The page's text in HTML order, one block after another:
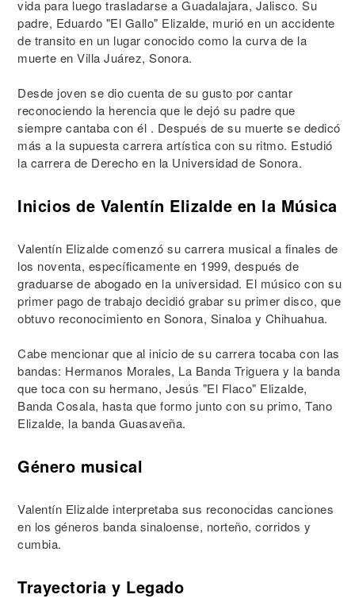
vida para luego trasladarse a Guadalajara, Jalisco. Su
padre, Eduardo "El Gallo" Elizalde, murió en un accidente
de transito en un lugar conocido como la curva de la
muerte en Villa Juárez, Sonora.
Desde joven se dio cuenta de su gusto por cantar
reconociendo la herencia que le dejó su padre que
siempre cantaba con él . Después de su muerte se dedicó
más a la supuesta carrera artística con su ritmo. Estudió
la carrera de Derecho en la Universidad de Sonora.
Inicios de Valentín Elizalde en la Música
Valentín Elizalde comenzó su carrera musical a finales de
los noventa, específicamente en 1999, después de
graduarse de abogado en la universidad. El músico con su
primer pago de trabajo decidió grabar su primer disco, que
obtuvo reconocimiento en Sonora, Sinaloa y Chihuahua.
Cabe mencionar que al inicio de su carrera tocaba con las
bandas: Hermanos Morales, La Banda Triguera y la banda
que toca con su hermano, Jesús "El Flaco" Elizalde,
Banda Cosala, hasta que formo junto con su primo, Tano
Elizalde, la banda Guasaveña.
Género musical
Valentín Elizalde interpretaba sus reconocidas canciones
en los géneros banda sinaloense, norteño, corridos y
cumbia.
Trayectoria y Legado